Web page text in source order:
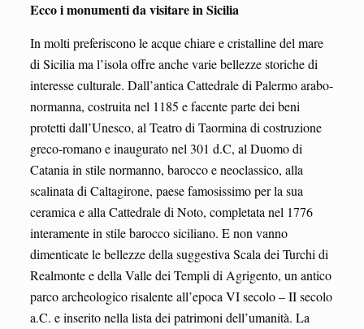
Ecco i monumenti da visitare in Sicilia
In molti preferiscono le acque chiare e cristalline del mare
di Sicilia ma l’isola offre anche varie bellezze storiche di
interesse culturale. Dall’antica Cattedrale di Palermo arabo-
normanna, costruita nel 1185 e facente parte dei beni
protetti dall’Unesco, al Teatro di Taormina di costruzione
greco-romano e inaugurato nel 301 d.C, al Duomo di
Catania in stile normanno, barocco e neoclassico, alla
scalinata di Caltagirone, paese famosissimo per la sua
ceramica e alla Cattedrale di Noto, completata nel 1776
interamente in stile barocco siciliano. E non vanno
dimenticate le bellezze della suggestiva Scala dei Turchi di
Realmonte e della Valle dei Templi di Agrigento, un antico
parco archeologico risalente all’epoca VI secolo – II secolo
a.C. e inserito nella lista dei patrimoni dell’umanità. La